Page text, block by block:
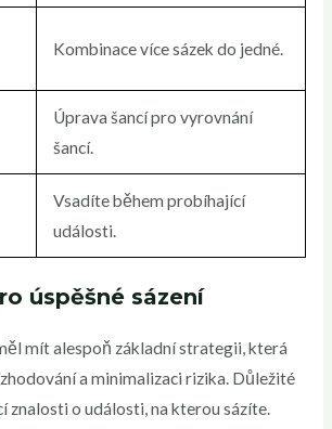
Kombinace více sázek do jedné.
Úprava šancí pro vyrovnání
šancí.
Vsadíte během probíhající
události.
úspěšné sázení
mít alespoň základní strategii, která
a minimalizaci rizika. Důležité
znalosti o události, na kterou sázíte.